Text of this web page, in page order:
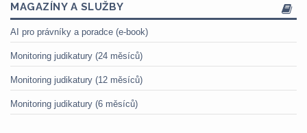
MAGAZÍNY A SLUŽBY
AI pro právníky a poradce (e-book)
Monitoring judikatury (24 měsíců)
Monitoring judikatury (12 měsíců)
Monitoring judikatury (6 měsíců)